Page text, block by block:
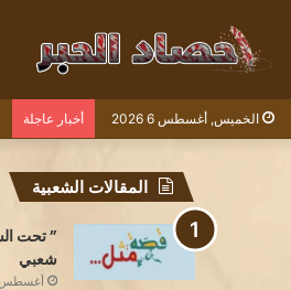
الخميس, أغسطس 6 2026 أخبار عاجلة
المقالات الشعبية
” تحت
شعبي
أغسطس 19,